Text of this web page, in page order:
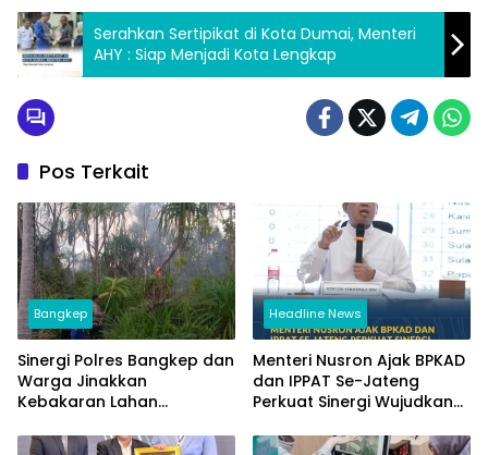
Serahkan Sertipikat di Kota Dumai, Menteri
AHY : Siap Menjadi Kota Lengkap
Pos Terkait
Bangkep
Sinergi Polres Bangkep dan
Warga Jinakkan
Kebakaran Lahan
Headline News
Menteri Nusron Ajak BPKAD
dan IPPAT Se-Jateng
Perkuat Sinergi Wujudkan
Pertanahan